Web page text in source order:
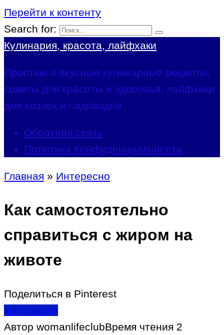
Перейти к контенту
Search for:
Кулинария, красота, лайфхаки
Простые и вкусные кулинарные рецепты,
советы для красоты и здоровья, лайфхаки
для хозяек и садоводов
Обратная связь
Политика Конфиденциальности
Главная » Интересно
Как самостоятельно
справиться с жиром на
животе
Поделиться в Pinterest
Интересно
Автор womanlifeclubВремя чтения 2